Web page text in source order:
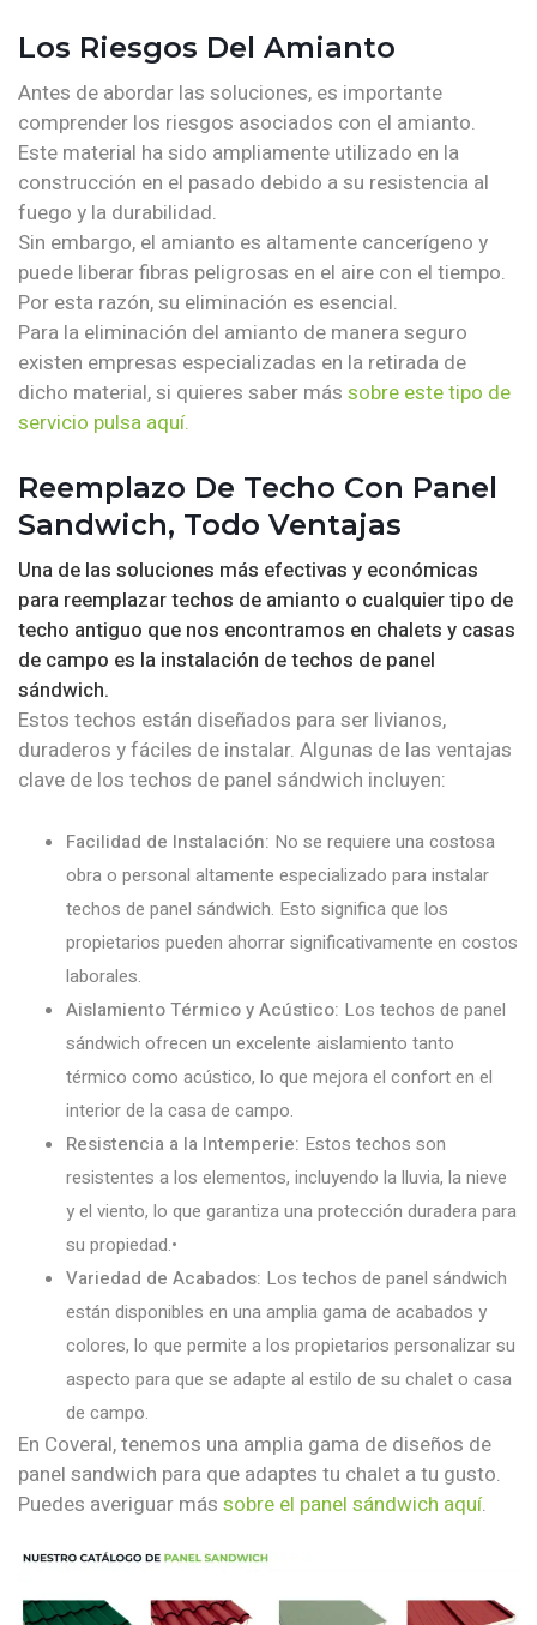
Los Riesgos Del Amianto
Antes de abordar las soluciones, es importante
comprender los riesgos asociados con el amianto.
Este material ha sido ampliamente utilizado en la
construcción en el pasado debido a su resistencia al
fuego y la durabilidad.
Sin embargo, el amianto es altamente cancerígeno y
puede liberar fibras peligrosas en el aire con el tiempo.
Por esta razón, su eliminación es esencial.
Para la eliminación del amianto de manera seguro
existen empresas especializadas en la retirada de
dicho material, si quieres saber más sobre este tipo de
servicio pulsa aquí.
Reemplazo De Techo Con Panel
Sandwich, Todo Ventajas
Una de las soluciones más efectivas y económicas
para reemplazar techos de amianto o cualquier tipo de
techo antiguo que nos encontramos en chalets y casas
de campo es la instalación de techos de panel
sándwich.
Estos techos están diseñados para ser livianos,
duraderos y fáciles de instalar. Algunas de las ventajas
clave de los techos de panel sándwich incluyen:
Facilidad de Instalación: No se requiere una costosa
obra o personal altamente especializado para instalar
techos de panel sándwich. Esto significa que los
propietarios pueden ahorrar significativamente en costos
laborales.
Aislamiento Térmico y Acústico: Los techos de panel
sándwich ofrecen un excelente aislamiento tanto
térmico como acústico, lo que mejora el confort en el
interior de la casa de campo.
Resistencia a la Intemperie: Estos techos son
resistentes a los elementos, incluyendo la lluvia, la nieve
y el viento, lo que garantiza una protección duradera para
su propiedad.•
Variedad de Acabados: Los techos de panel sándwich
están disponibles en una amplia gama de acabados y
colores, lo que permite a los propietarios personalizar su
aspecto para que se adapte al estilo de su chalet o casa
de campo.
En Coveral, tenemos una amplia gama de diseños de
panel sandwich para que adaptes tu chalet a tu gusto.
Puedes averiguar más sobre el panel sándwich aquí.